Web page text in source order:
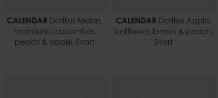
CALENDARDoftljus Melon,
mandarin, cucumber,
peach & apple, Svart
CALENDAR Doftljus Apple,
bellflower, lemon & peach,
Svart